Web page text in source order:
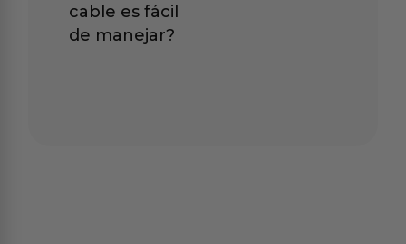
cable es fácil
de manejar?